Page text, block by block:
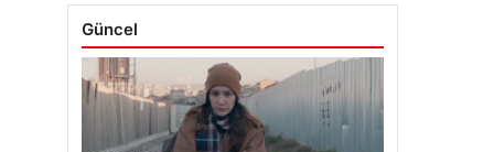
Güncel